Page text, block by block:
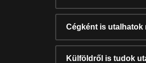
Cégként is utalhatok
Külföldről is tudok